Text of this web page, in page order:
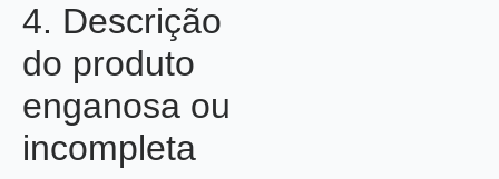
4. Descrição
do produto
enganosa ou
incompleta